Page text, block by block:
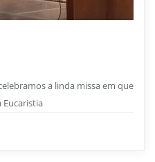
a linda missa em que
Eucaristia